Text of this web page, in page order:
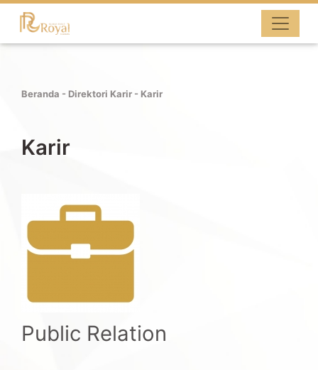
Beranda - Direktori Karir - Karir
Karir
Public Relation